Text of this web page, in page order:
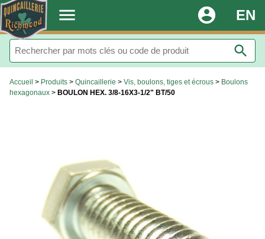
. menu EN
account_circle
search
Accueil > Produits > Quincaillerie > Vis, boulons, tiges et écrous > Boulons
hexagonaux > BOULON HEX. 3/8-16X3-1/2" BT/50